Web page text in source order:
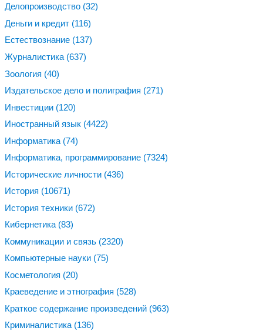
Делопроизводство (32)
Деньги и кредит (116)
Естествознание (137)
Журналистика (637)
Зоология (40)
Издательское дело и полиграфия (271)
Инвестиции (120)
Иностранный язык (4422)
Информатика (74)
Информатика, программирование (7324)
Исторические личности (436)
История (10671)
История техники (672)
Кибернетика (83)
Коммуникации и связь (2320)
Компьютерные науки (75)
Косметология (20)
Краеведение и этнография (528)
Краткое содержание произведений (963)
Криминалистика (136)